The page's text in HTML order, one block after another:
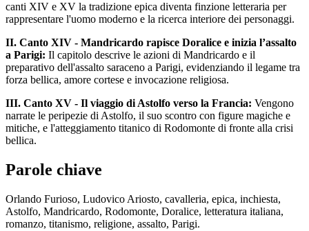
canti XIV e XV la tradizione epica diventa finzione letteraria per
rappresentare l'uomo moderno e la ricerca interiore dei personaggi.
II. Canto XIV - Mandricardo rapisce Doralice e inizia l’assalto
a Parigi: Il capitolo descrive le azioni di Mandricardo e il
preparativo dell'assalto saraceno a Parigi, evidenziando il legame tra
forza bellica, amore cortese e invocazione religiosa.
III. Canto XV - Il viaggio di Astolfo verso la Francia: Vengono
narrate le peripezie di Astolfo, il suo scontro con figure magiche e
mitiche, e l'atteggiamento titanico di Rodomonte di fronte alla crisi
bellica.
Parole chiave
Orlando Furioso, Ludovico Ariosto, cavalleria, epica, inchiesta,
Astolfo, Mandricardo, Rodomonte, Doralice, letteratura italiana,
romanzo, titanismo, religione, assalto, Parigi.